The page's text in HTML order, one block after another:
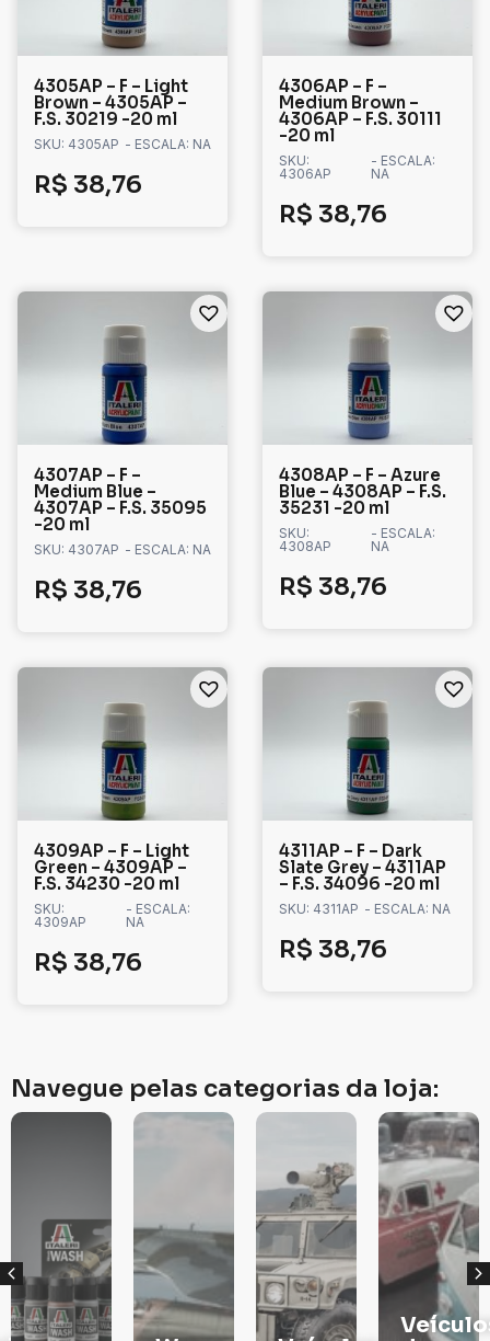
4305AP – F – Light
Brown – 4305AP –
F.S. 30219 -20 ml
SKU: 4305AP - ESCALA: NA
R$ 38,76
4306AP – F –
Medium Brown –
4306AP – F.S. 30111
-20 ml
SKU:
4306AP
- ESCALA:
NA
R$ 38,76
4307AP – F –
Medium Blue –
4307AP – F.S. 35095
-20 ml
SKU: 4307AP - ESCALA: NA
R$ 38,76
4308AP – F – Azure
Blue – 4308AP – F.S.
35231 -20 ml
SKU:
4308AP
- ESCALA:
NA
R$ 38,76
4309AP – F – Light
Green – 4309AP –
F.S. 34230 -20 ml
SKU:
4309AP
- ESCALA:
NA
R$ 38,76
4311AP – F – Dark
Slate Grey – 4311AP
– F.S. 34096 -20 ml
SKU: 4311AP - ESCALA: NA
R$ 38,76
Navegue pelas categorias da loja:
Veículos